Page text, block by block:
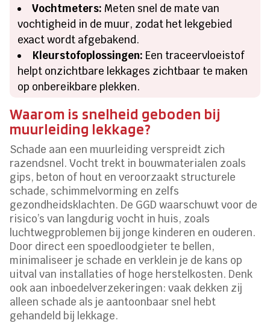
Vochtmeters: Meten snel de mate van
vochtigheid in de muur, zodat het lekgebied
exact wordt afgebakend.
Kleurstofoplossingen: Een traceervloeistof
helpt onzichtbare lekkages zichtbaar te maken
op onbereikbare plekken.
Waarom is snelheid geboden bij
muurleiding lekkage?
Schade aan een muurleiding verspreidt zich
razendsnel. Vocht trekt in bouwmaterialen zoals
gips, beton of hout en veroorzaakt structurele
schade, schimmelvorming en zelfs
gezondheidsklachten. De GGD waarschuwt voor de
risico’s van langdurig vocht in huis, zoals
luchtwegproblemen bij jonge kinderen en ouderen.
Door direct een spoedloodgieter te bellen,
minimaliseer je schade en verklein je de kans op
uitval van installaties of hoge herstelkosten. Denk
ook aan inboedelverzekeringen: vaak dekken zij
alleen schade als je aantoonbaar snel hebt
gehandeld bij lekkage.